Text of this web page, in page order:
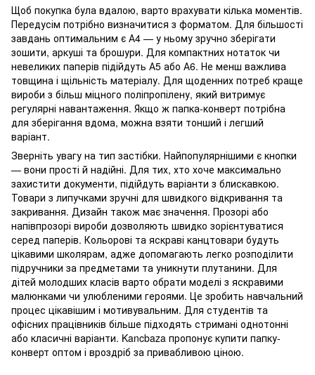
Щоб покупка була вдалою, варто врахувати кілька моментів.
Передусім потрібно визначитися з форматом. Для більшості
завдань оптимальним є А4 — у ньому зручно зберігати
зошити, аркуші та брошури. Для компактних нотаток чи
невеликих паперів підійдуть А5 або А6. Не менш важлива
товщина і щільність матеріалу. Для щоденних потреб краще
вироби з більш міцного поліпропілену, який витримує
регулярні навантаження. Якщо ж папка-конверт потрібна
для зберігання вдома, можна взяти тонший і легший
варіант.
Зверніть увагу на тип застібки. Найпопулярнішими є кнопки
— вони прості й надійні. Для тих, хто хоче максимально
захистити документи, підійдуть варіанти з блискавкою.
Товари з липучками зручні для швидкого відкривання та
закривання. Дизайн також має значення. Прозорі або
напівпрозорі вироби дозволяють швидко зорієнтуватися
серед паперів. Кольорові та яскраві канцтовари будуть
цікавими школярам, адже допомагають легко розподілити
підручники за предметами та уникнути плутанини. Для
дітей молодших класів варто обрати моделі з яскравими
малюнками чи улюбленими героями. Це зробить навчальний
процес цікавішим і мотивувальним. Для студентів та
офісних працівників більше підходять стримані однотонні
або класичні варіанти. Kancbaza пропонує купити папку-
конверт оптом і вроздріб за привабливою ціною.